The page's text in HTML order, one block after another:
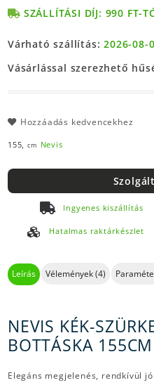
SZÁLLÍTÁSI DÍJ: 990 FT-
Várható szállítás:2026-08-
Vásárlással szerezhető
Hozzáadás kedvencekhez
155, cm Nevis
Ingyenes kiszállítás
Hatalmas raktárkészlet
Leírás Vélemények (4)
NEVIS KÉK-
BOTTÁSKA 155CM
Elegáns megjelenés, rendkívül